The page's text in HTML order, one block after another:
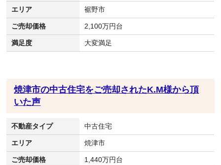
エリア 裾野市
ご売却価格 2,100万円台
満足度 大変満足
焼津市の中古住宅をご売却されたK.M様から頂
いた声
不動産タイプ 中古住宅
エリア 焼津市
ご売却価格 1,440万円台